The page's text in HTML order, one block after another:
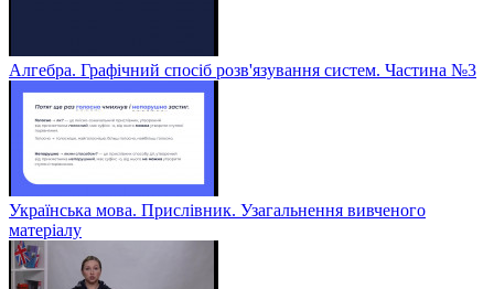
Алгебра. Графічний спосіб розв'язування систем. Частина №3
Українська мова. Прислівник. Узагальнення вивченого
матеріалу